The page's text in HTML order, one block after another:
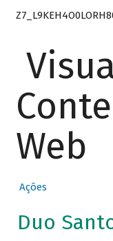
Web
Ações
Duo